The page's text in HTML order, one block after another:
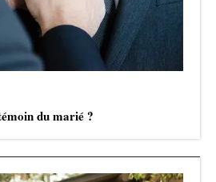
du marié ?